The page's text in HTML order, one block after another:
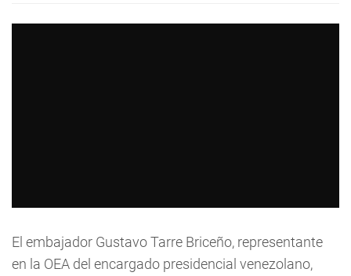
El embajador Gustavo Tarre Briceño, representante
en la OEA del encargado presidencial venezolano,